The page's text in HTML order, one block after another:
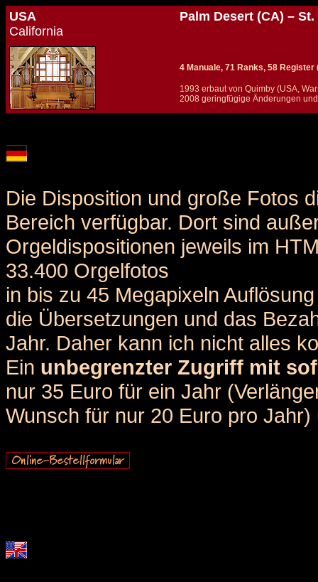
USA
California
Palm Desert (CA) –
4 Manuale, 71 Ranks, 58 Register
1993 erbaut von Quimby (USA,
2008 geringfügige Änderungen
Die Disposition und große Fotos
Bereich verfügbar. Dort sind
Orgeldispositionen jeweils im
33.400 Orgelfotos
in bis zu 45 Megapixeln
die Übersetzungen und das
Jahr. Daher kann ich nicht alles
Ein unbegrenzter Zugriff mit
nur 35 Euro für ein Jahr
Wunsch für nur 20 Euro pro